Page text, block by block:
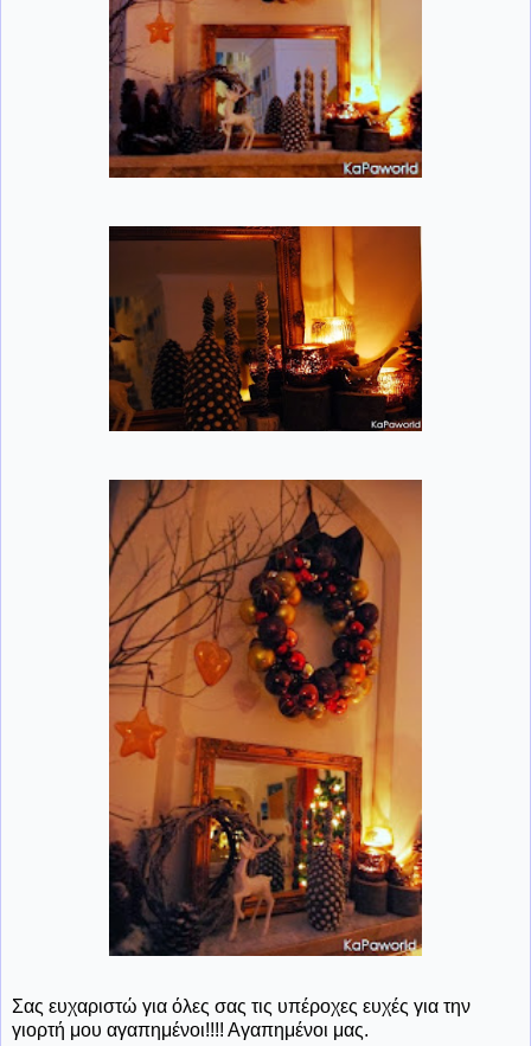
Σας ευχαριστώ για όλες σας τις υπέροχες ευχές για την
γιορτή μου αγαπημένοι!!!! Αγαπημένοι μας.